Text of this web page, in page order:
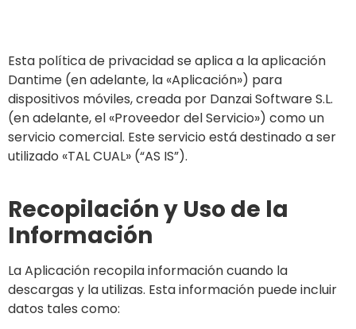
Esta política de privacidad se aplica a la aplicación
Dantime (en adelante, la «Aplicación») para
dispositivos móviles, creada por Danzai Software S.L.
(en adelante, el «Proveedor del Servicio») como un
servicio comercial. Este servicio está destinado a ser
utilizado «TAL CUAL» (“AS IS”).
Recopilación y Uso de la
Información
La Aplicación recopila información cuando la
descargas y la utilizas. Esta información puede incluir
datos tales como: